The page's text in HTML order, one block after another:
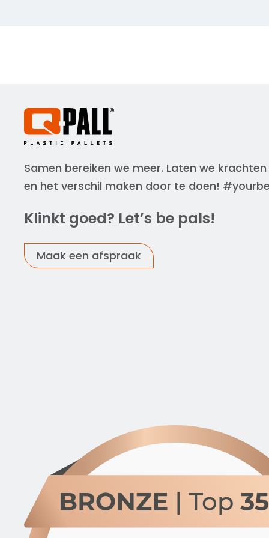
Samen bereiken we meer. Laten we
en het verschil maken door te doen!
Klinkt goed? Let’s be pals!
Maak een afspraak